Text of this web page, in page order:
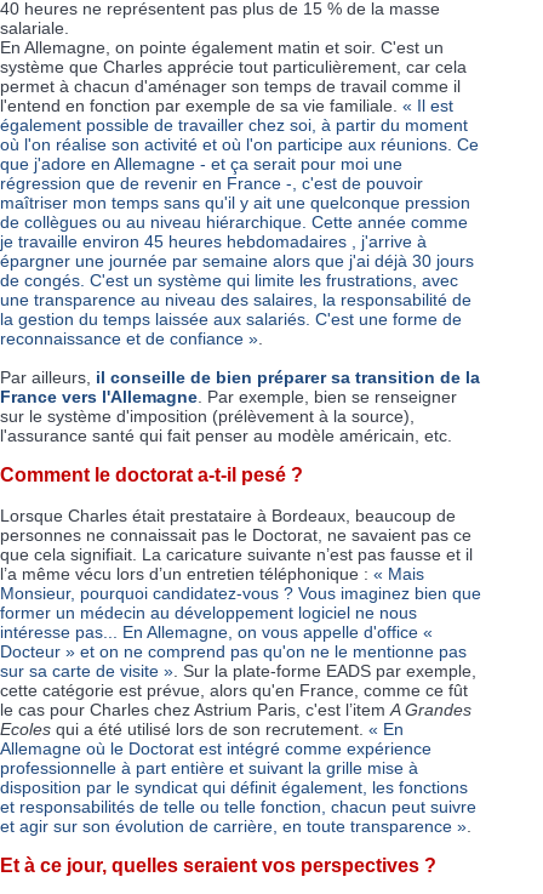
40 heures ne représentent pas plus de 15 % de la masse
salariale.
En Allemagne, on pointe également matin et soir. C'est un
système que Charles apprécie tout particulièrement, car cela
permet à chacun d'aménager son temps de travail comme il
l'entend en fonction par exemple de sa vie familiale. « Il est
également possible de travailler chez soi, à partir du moment
où l'on réalise son activité et où l'on participe aux réunions. Ce
que j'adore en Allemagne - et ça serait pour moi une
régression que de revenir en France -, c'est de pouvoir
maîtriser mon temps sans qu'il y ait une quelconque pression
de collègues ou au niveau hiérarchique. Cette année comme
je travaille environ 45 heures hebdomadaires , j'arrive à
épargner une journée par semaine alors que j'ai déjà 30 jours
de congés. C'est un système qui limite les frustrations, avec
une transparence au niveau des salaires, la responsabilité de
la gestion du temps laissée aux salariés. C'est une forme de
reconnaissance et de confiance »
Par ailleurs, il conseille de bien préparer sa transition de la
France vers l'Allemagne . Par exemple, bien se renseigner
sur le système d'imposition (prélèvement à la source),
l'assurance santé qui fait penser au modèle américain, etc.
Comment le doctorat a-t-il pesé ?
Lorsque Charles était prestataire à Bordeaux, beaucoup de
personnes ne connaissait pas le Doctorat, ne savaient pas ce
que cela signifiait. La caricature suivante n’est pas fausse et il
l’a même vécu lors d’un entretien téléphonique : « Mais
Monsieur, pourquoi candidatez-vous ? Vous imaginez bien que
former un médecin au développement logiciel ne nous
intéresse pas... En Allemagne, on vous appelle d'office «
Docteur » et on ne comprend pas qu'on ne le mentionne pas
sur sa carte de visite » . Sur la plate-forme EADS par exemple,
cette catégorie est prévue, alors qu'en France, comme ce fût
le cas pour Charles chez Astrium Paris, c'est l’item A Grandes
Ecoles qui a été utilisé lors de son recrutement. « En
Allemagne où le Doctorat est intégré comme expérience
professionnelle à part entière et suivant la grille mise à
disposition par le syndicat qui définit également, les fonctions
et responsabilités de telle ou telle fonction, chacun peut suivre
et agir sur son évolution de carrière, en toute transparence »
Et à ce jour, quelles seraient vos perspectives ?